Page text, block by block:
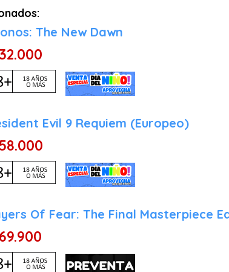
Capcom ha logrado una proeza
Rendimiento Nativo y Fluido: Olvídate
Switch 2, ofreciendo una tasa de 60
Vibración Háptica Sensorial: Gracias
Tiempos de Carga Instantáneos: El
Formato Físico y Contenido Extra:
The New Dawn
Evil 9 Requiem (Europeo)
Of Fear: The Final Masterpiece